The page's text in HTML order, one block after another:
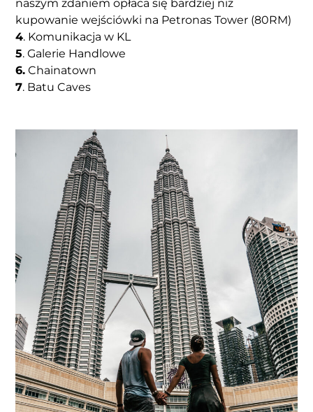
naszym zdaniem opłaca się bardziej niż
kupowanie wejściówki na Petronas Tower (80RM)
4. Komunikacja w KL
5. Galerie Handlowe
6. Chainatown
7. Batu Caves